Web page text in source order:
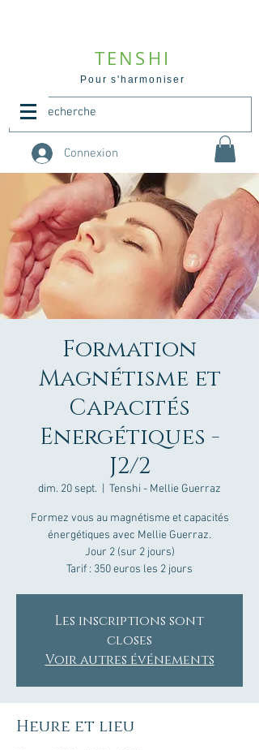
TENSHI
Pour s'harmoniser
Connexion
Formation
Magnétisme et
Capacités
Energétiques -
J2/2
dim. 20 sept.
  |
Tenshi - Mellie Guerraz
Formez vous au magnétisme et capacités
énergétiques avec Mellie Guerraz.
Jour 2 (sur 2 jours)
Tarif : 350 euros les 2 jours
Les inscriptions sont
closes
Voir autres événements
Heure et lieu